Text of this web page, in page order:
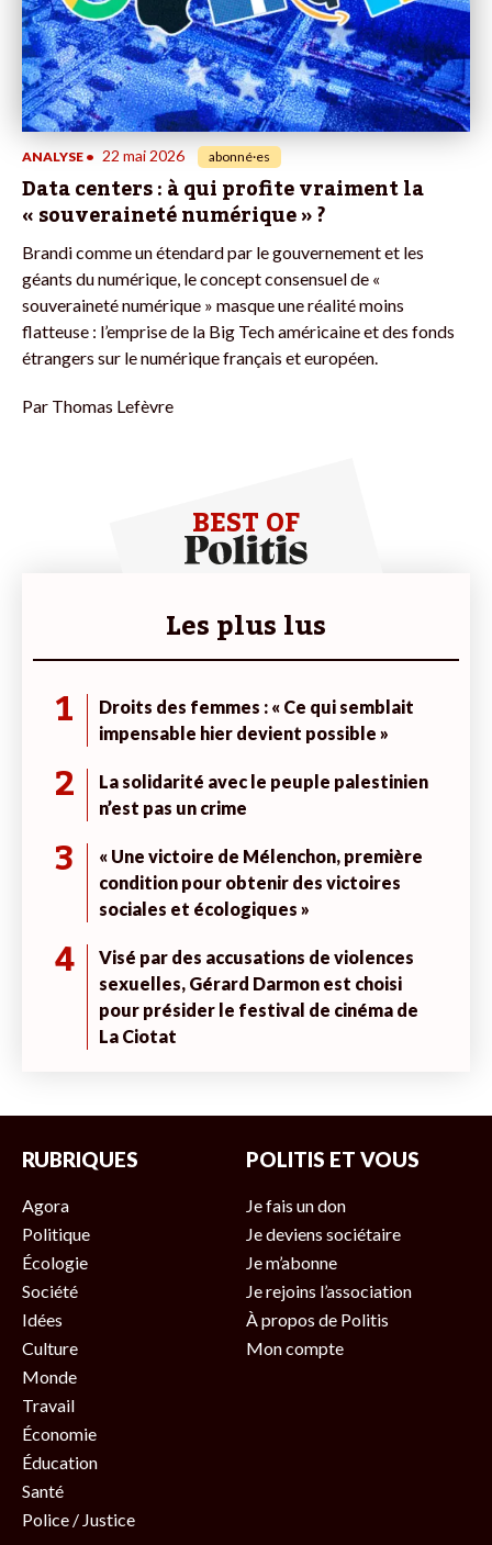
ANALYSE • 22 mai 2026 abonné·es
Data centers : à qui profite vraiment la
« souveraineté numérique » ?
Brandi comme un étendard par le gouvernement et les
géants du numérique, le concept consensuel de «
souveraineté numérique » masque une réalité moins
flatteuse : l’emprise de la Big Tech américaine et des fonds
étrangers sur le numérique français et européen.
Par Thomas Lefèvre
BEST OF
Les plus lus
1
Droits des femmes : « Ce qui semblait
impensable hier devient possible »
2
La solidarité avec le peuple palestinien
n’est pas un crime
3
« Une victoire de Mélenchon, première
condition pour obtenir des victoires
sociales et écologiques »
4
Visé par des accusations de violences
sexuelles, Gérard Darmon est choisi
pour présider le festival de cinéma de
La Ciotat
S’ABONNER
RUBRIQUES
Agora
Politique
Écologie
Société
Idées
Culture
Monde
Travail
Économie
Éducation
Santé
Police / Justice
POLITIS ET VOUS
Je fais un don
Je deviens sociétaire
Je m’abonne
Je rejoins l’association
À propos de Politis
Mon compte